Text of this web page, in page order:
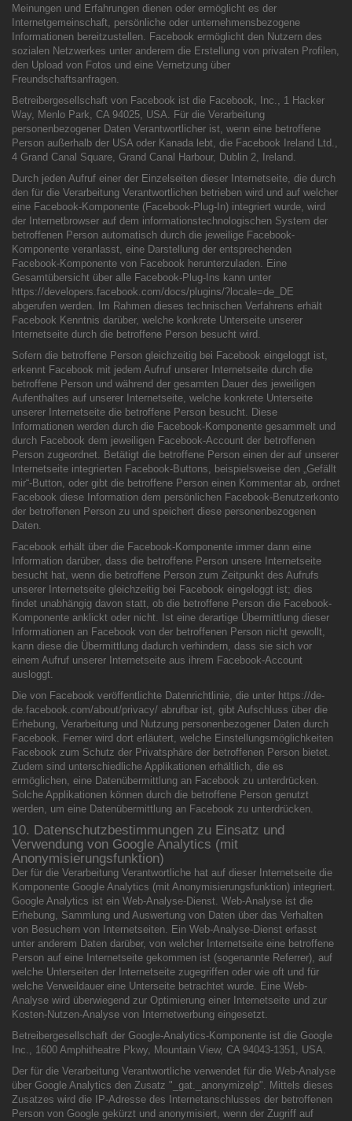
Meinungen und Erfahrungen dienen oder ermöglicht es der
Internetgemeinschaft, persönliche oder unternehmensbezogene
Informationen bereitzustellen. Facebook ermöglicht den Nutzern des
sozialen Netzwerkes unter anderem die Erstellung von privaten Profilen,
den Upload von Fotos und eine Vernetzung über
Freundschaftsanfragen.
Betreibergesellschaft von Facebook ist die Facebook, Inc., 1 Hacker
Way, Menlo Park, CA 94025, USA. Für die Verarbeitung
personenbezogener Daten Verantwortlicher ist, wenn eine betroffene
Person außerhalb der USA oder Kanada lebt, die Facebook Ireland Ltd.,
4 Grand Canal Square, Grand Canal Harbour, Dublin 2, Ireland.
Durch jeden Aufruf einer der Einzelseiten dieser Internetseite, die durch
den für die Verarbeitung Verantwortlichen betrieben wird und auf welcher
eine Facebook-Komponente (Facebook-Plug-In) integriert wurde, wird
der Internetbrowser auf dem informationstechnologischen System der
betroffenen Person automatisch durch die jeweilige Facebook-
Komponente veranlasst, eine Darstellung der entsprechenden
Facebook-Komponente von Facebook herunterzuladen. Eine
Gesamtübersicht über alle Facebook-Plug-Ins kann unter
https://developers.facebook.com/docs/plugins/?locale=de_DE
abgerufen werden. Im Rahmen dieses technischen Verfahrens erhält
Facebook Kenntnis darüber, welche konkrete Unterseite unserer
Internetseite durch die betroffene Person besucht wird.
Sofern die betroffene Person gleichzeitig bei Facebook eingeloggt ist,
erkennt Facebook mit jedem Aufruf unserer Internetseite durch die
betroffene Person und während der gesamten Dauer des jeweiligen
Aufenthaltes auf unserer Internetseite, welche konkrete Unterseite
unserer Internetseite die betroffene Person besucht. Diese
Informationen werden durch die Facebook-Komponente gesammelt und
durch Facebook dem jeweiligen Facebook-Account der betroffenen
Person zugeordnet. Betätigt die betroffene Person einen der auf unserer
Internetseite integrierten Facebook-Buttons, beispielsweise den „Gefällt
mir“-Button, oder gibt die betroffene Person einen Kommentar ab, ordnet
Facebook diese Information dem persönlichen Facebook-Benutzerkonto
der betroffenen Person zu und speichert diese personenbezogenen
Daten.
Facebook erhält über die Facebook-Komponente immer dann eine
Information darüber, dass die betroffene Person unsere Internetseite
besucht hat, wenn die betroffene Person zum Zeitpunkt des Aufrufs
unserer Internetseite gleichzeitig bei Facebook eingeloggt ist; dies
findet unabhängig davon statt, ob die betroffene Person die Facebook-
Komponente anklickt oder nicht. Ist eine derartige Übermittlung dieser
Informationen an Facebook von der betroffenen Person nicht gewollt,
kann diese die Übermittlung dadurch verhindern, dass sie sich vor
einem Aufruf unserer Internetseite aus ihrem Facebook-Account
ausloggt.
Die von Facebook veröffentlichte Datenrichtlinie, die unter https://de-
de.facebook.com/about/privacy/ abrufbar ist, gibt Aufschluss über die
Erhebung, Verarbeitung und Nutzung personenbezogener Daten durch
Facebook. Ferner wird dort erläutert, welche Einstellungsmöglichkeiten
Facebook zum Schutz der Privatsphäre der betroffenen Person bietet.
Zudem sind unterschiedliche Applikationen erhältlich, die es
ermöglichen, eine Datenübermittlung an Facebook zu unterdrücken.
Solche Applikationen können durch die betroffene Person genutzt
werden, um eine Datenübermittlung an Facebook zu unterdrücken.
10. Datenschutzbestimmungen zu Einsatz und
Verwendung von Google Analytics (mit
Anonymisierungsfunktion)
Der für die Verarbeitung Verantwortliche hat auf dieser Internetseite die
Komponente Google Analytics (mit Anonymisierungsfunktion) integriert.
Google Analytics ist ein Web-Analyse-Dienst. Web-Analyse ist die
Erhebung, Sammlung und Auswertung von Daten über das Verhalten
von Besuchern von Internetseiten. Ein Web-Analyse-Dienst erfasst
unter anderem Daten darüber, von welcher Internetseite eine betroffene
Person auf eine Internetseite gekommen ist (sogenannte Referrer), auf
welche Unterseiten der Internetseite zugegriffen oder wie oft und für
welche Verweildauer eine Unterseite betrachtet wurde. Eine Web-
Analyse wird überwiegend zur Optimierung einer Internetseite und zur
Kosten-Nutzen-Analyse von Internetwerbung eingesetzt.
Betreibergesellschaft der Google-Analytics-Komponente ist die Google
Inc., 1600 Amphitheatre Pkwy, Mountain View, CA 94043-1351, USA.
Der für die Verarbeitung Verantwortliche verwendet für die Web-Analyse
über Google Analytics den Zusatz "_gat._anonymizeIp". Mittels dieses
Zusatzes wird die IP-Adresse des Internetanschlusses der betroffenen
Person von Google gekürzt und anonymisiert, wenn der Zugriff auf